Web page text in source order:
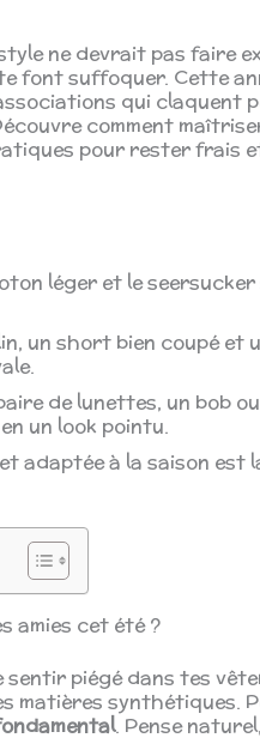
ne devrait pas faire
font suffoquer. Cette
qui claquent
comment
pour rester frais
léger et le
un short bien coupé
de lunettes, un bob
un look pointu.
adaptée à la saison est
amies cet été ?️
piégé dans tes
matières synthétiques.
. Pense